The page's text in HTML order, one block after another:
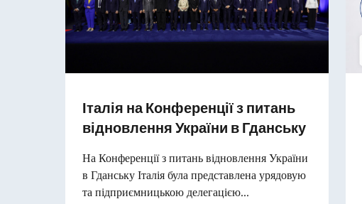
Італія на Конференції з питань
відновлення України в Гданську
На Конференції з питань відновлення України
в Гданську Італія була представлена урядовую
та підприємницькою делегацією...